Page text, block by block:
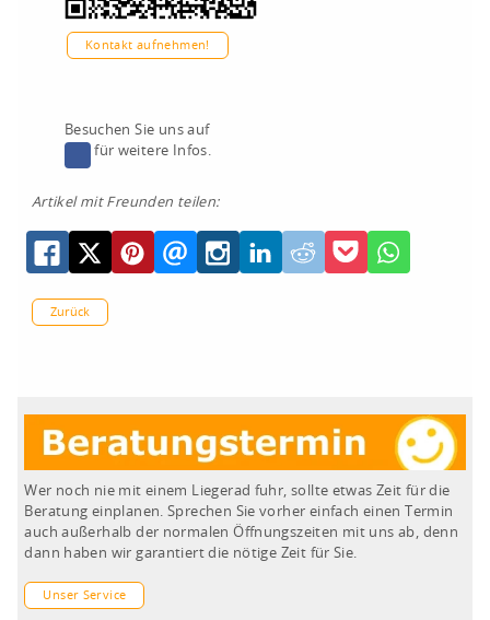
Kontakt aufnehmen!
Besuchen Sie uns auf
für weitere Infos.
Artikel mit Freunden teilen:
Zurück
Wer noch nie mit einem Liegerad fuhr, sollte etwas Zeit für die
Beratung einplanen. Sprechen Sie vorher einfach einen Termin
auch außerhalb der normalen Öffnungszeiten mit uns ab, denn
dann haben wir garantiert die nötige Zeit für Sie.
Unser Service